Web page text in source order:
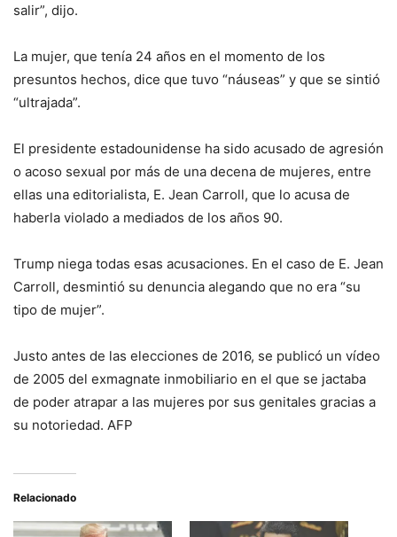
salir”, dijo.
La mujer, que tenía 24 años en el momento de los
presuntos hechos, dice que tuvo “náuseas” y que se sintió
“ultrajada”.
El presidente estadounidense ha sido acusado de agresión
o acoso sexual por más de una decena de mujeres, entre
ellas una editorialista, E. Jean Carroll, que lo acusa de
haberla violado a mediados de los años 90.
Trump niega todas esas acusaciones. En el caso de E. Jean
Carroll, desmintió su denuncia alegando que no era “su
tipo de mujer”.
Justo antes de las elecciones de 2016, se publicó un vídeo
de 2005 del exmagnate inmobiliario en el que se jactaba
de poder atrapar a las mujeres por sus genitales gracias a
su notoriedad. AFP
Relacionado